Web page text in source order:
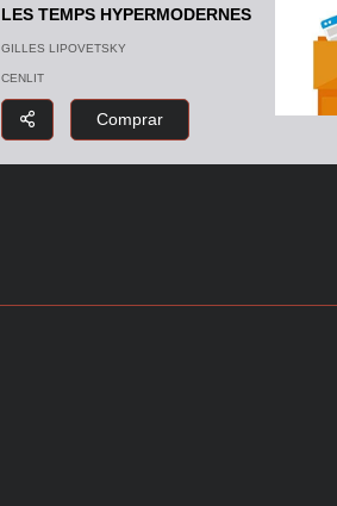
LES TEMPS HYPERMODERNES
GILLES LIPOVETSKY
CENLIT
Comprar